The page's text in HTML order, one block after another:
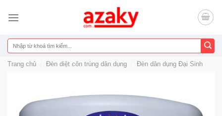
đến
dung
Tìm
kiếm:
Trang chủ Đèn diệt côn trùng dân dụng Đèn dân dụng Đại Sinh